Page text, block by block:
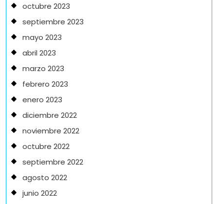
octubre 2023
septiembre 2023
mayo 2023
abril 2023
marzo 2023
febrero 2023
enero 2023
diciembre 2022
noviembre 2022
octubre 2022
septiembre 2022
agosto 2022
junio 2022